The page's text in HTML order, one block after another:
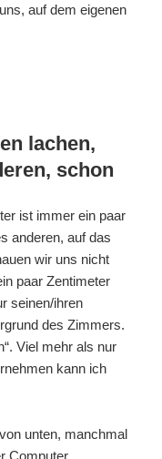
auf dem eigenen
lachen,
schon
ist immer ein paar
anderen, auf das
wir uns nicht
paar Zentimeter
seinen/ihren
des Zimmers.
Viel mehr als nur
kann ich
unten, manchmal
Computer